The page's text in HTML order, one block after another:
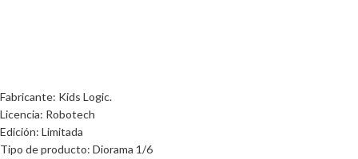
Fabricante: Kids Logic.
Licencia: Robotech
Edición: Limitada
Tipo de producto: Diorama 1/6